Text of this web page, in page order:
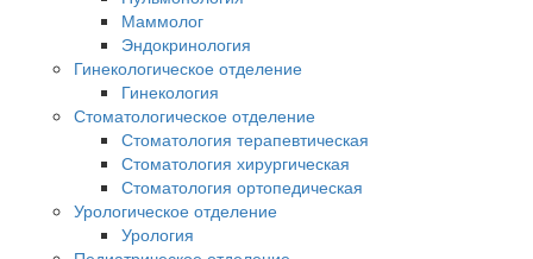
Маммолог
Эндокринология
Гинекологическое отделение
Гинекология
Стоматологическое отделение
Стоматология терапевтическая
Стоматология хирургическая
Стоматология ортопедическая
Урологическое отделение
Урология